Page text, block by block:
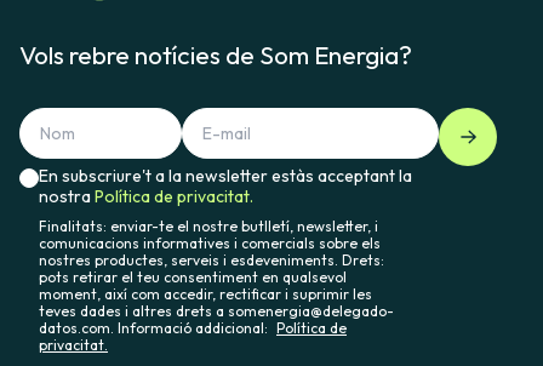
Vols rebre notícies de Som Energia?
En subscriure't a la newsletter estàs acceptant la
nostraPolítica de privacitat.
Finalitats: enviar-te el nostre butlletí, newsletter, i
comunicacions informatives i comercials sobre els
nostres productes, serveis i esdeveniments. Drets:
pots retirar el teu consentiment en qualsevol
moment, així com accedir, rectificar i suprimir les
teves dades i altres drets a somenergia@delegado-
datos.com. Informació addicional: Política de
privacitat.